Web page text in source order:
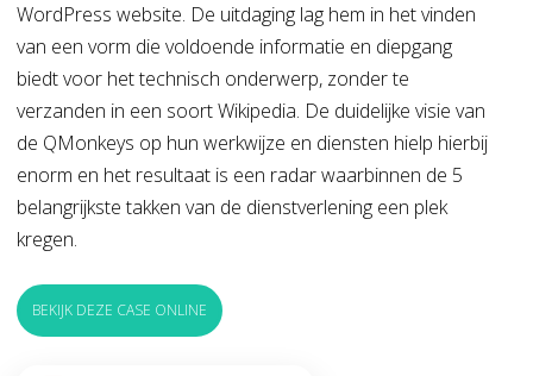
WordPress website. De uitdaging lag hem in het vinden
van een vorm die voldoende informatie en diepgang
biedt voor het technisch onderwerp, zonder te
verzanden in een soort Wikipedia. De duidelijke visie van
de QMonkeys op hun werkwijze en diensten hielp hierbij
enorm en het resultaat is een radar waarbinnen de 5
belangrijkste takken van de dienstverlening een plek
kregen.
BEKIJK DEZE CASE ONLINE